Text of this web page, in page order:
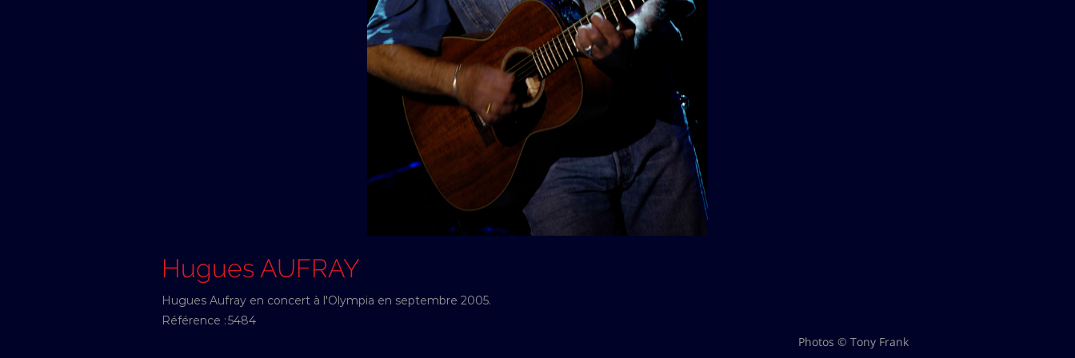
Hugues AUFRAY
Hugues Aufray en concert à l'Olympia en septembre 2005.
Référence :5484
Photos © Tony Frank